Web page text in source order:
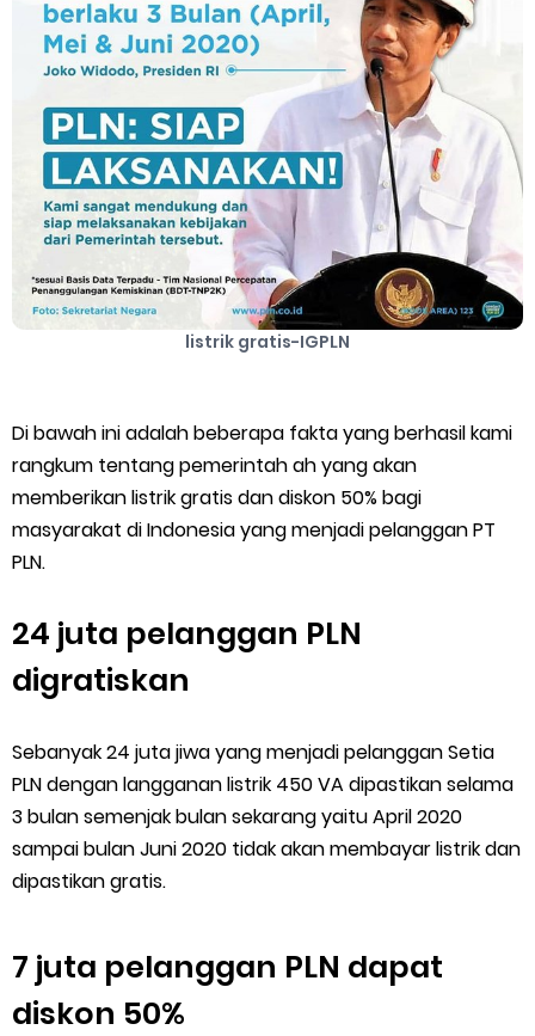
Saturday, 8 August
listrik gratis-IGPLN
Di bawah ini adalah beberapa fakta yang berhasil kami
rangkum tentang pemerintah ah yang akan
memberikan listrik gratis dan diskon 50% bagi
masyarakat di Indonesia yang menjadi pelanggan PT
PLN.
24 juta pelanggan PLN
digratiskan
Sebanyak 24 juta jiwa yang menjadi pelanggan Setia
PLN dengan langganan listrik 450 VA dipastikan selama
3 bulan semenjak bulan sekarang yaitu April 2020
sampai bulan Juni 2020 tidak akan membayar listrik dan
dipastikan gratis.
7 juta pelanggan PLN dapat
diskon 50%